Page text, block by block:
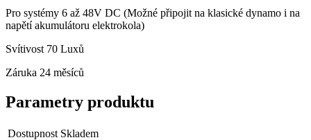
Pro systémy 6 až 48V DC (Možné připojit na klasické dynamo i na
napětí akumulátoru elektrokola)
Svítivost 70 Luxů
Záruka 24 měsíců
Parametry produktu
Dostupnost Skladem